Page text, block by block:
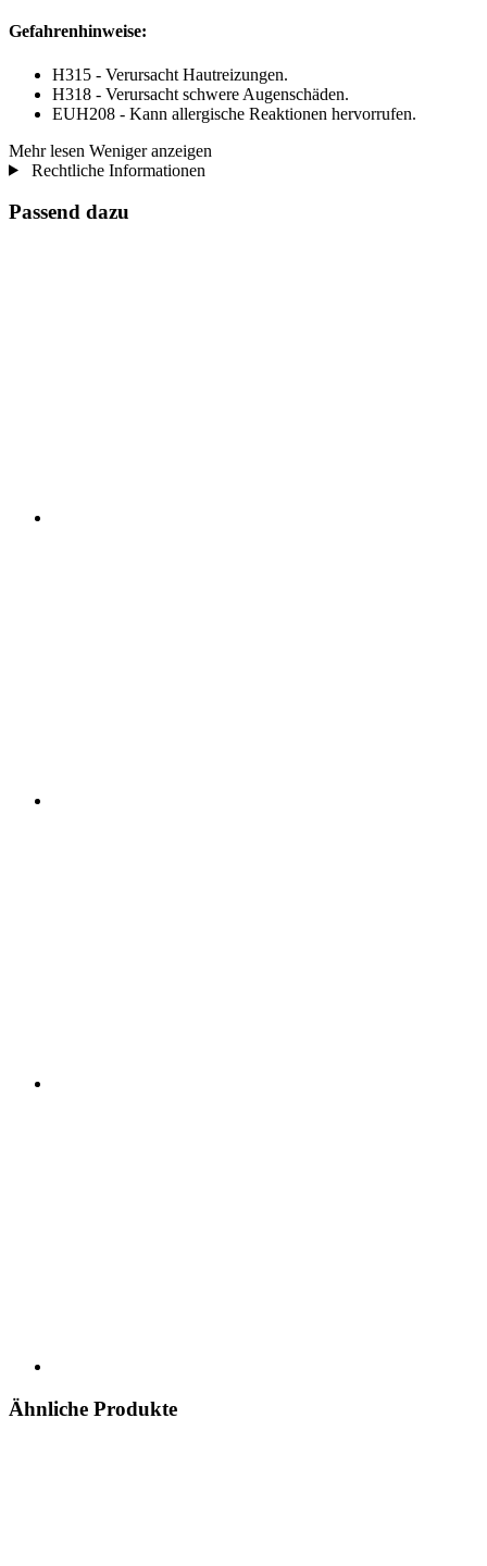
Gefahrenhinweise:
H315 - Verursacht Hautreizungen.
H318 - Verursacht schwere Augenschäden.
EUH208 - Kann allergische Reaktionen hervorrufen.
Mehr lesen Weniger anzeigen
Rechtliche Informationen
Passend dazu
Ähnliche Produkte